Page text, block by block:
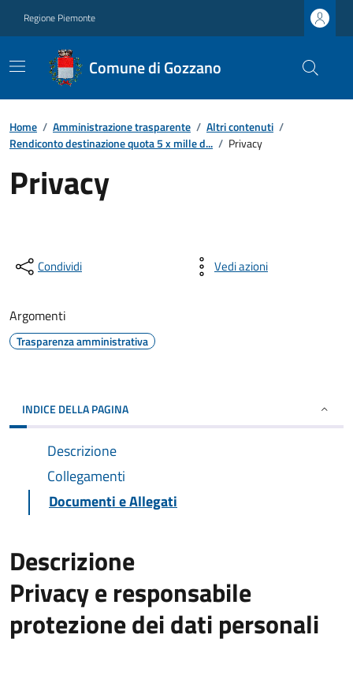
Regione Piemonte
Comune di Gozzano
Home / Amministrazione trasparente / Altri contenuti /
Rendiconto destinazione quota 5 x mille d... / Privacy
Privacy
Condividi Vedi azioni
Argomenti
Trasparenza amministrativa
INDICE DELLA PAGINA
Descrizione
Collegamenti
Documenti e Allegati
Descrizione
Privacy e responsabile
protezione dei dati personali